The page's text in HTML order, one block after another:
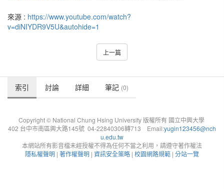
來源 : https://www.youtube.com/watch?
v=diNIYDR9V5U&autohide=1
上一篇
索引 討論 詳細 筆記 (0)
Copyright © National Chung Hsing University 版權所有 國立中興大學
402 台中市南區興大路145號 04-22840306轉713 Email:yugin123456@nch
u.edu.tw
本網站所有影音檔未經授權不得為任何不當之利用，請遵守著作權法
隱私權聲明 | 著作權聲明 | 資訊安全策略 | 校園網路規範 | 分站一覽